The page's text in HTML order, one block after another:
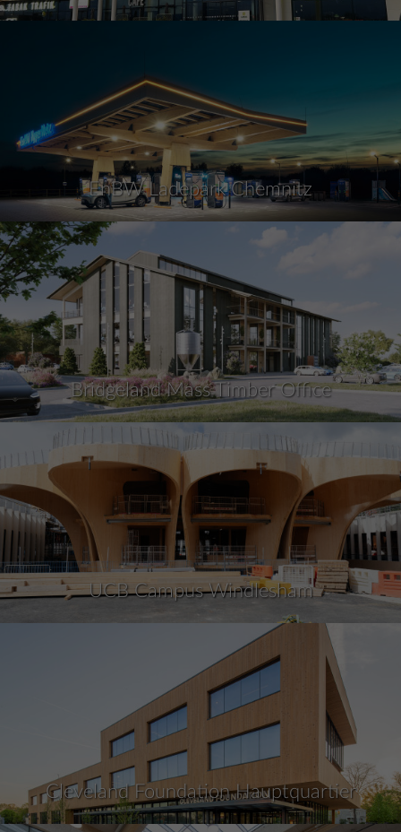
EnBW Ladepark Chemnitz
Bridgeland Mass Timber Office
UCB Campus Windlesham
Cleveland Foundation Hauptquartier